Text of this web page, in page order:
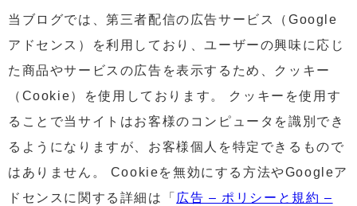
当ブログでは、第三者配信の広告サービス（Google
アドセンス）を利用しており、ユーザーの興味に応じ
た商品やサービスの広告を表示するため、クッキー
（Cookie）を使用しております。 クッキーを使用す
ることで当サイトはお客様のコンピュータを識別でき
るようになりますが、お客様個人を特定できるもので
はありません。 Cookieを無効にする方法やGoogleア
ドセンスに関する詳細は「 広告 – ポリシーと規約 –